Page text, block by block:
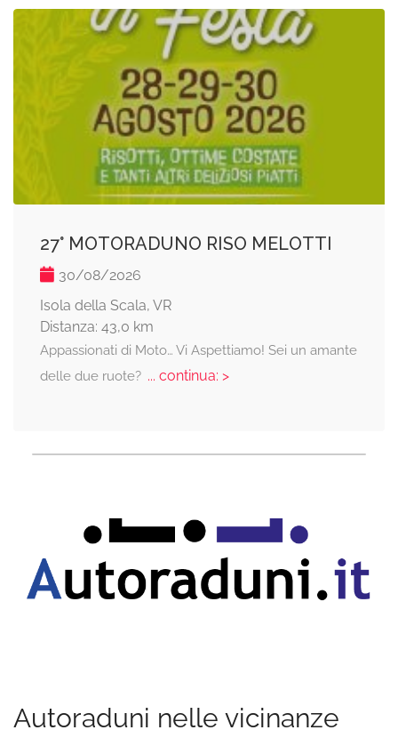
27° MOTORADUNO RISO MELOTTI
30/08/2026
Isola della Scala, VR
Distanza: 43,0 km
Appassionati di Moto… Vi Aspettiamo! Sei un amante
delle due ruote?... continua: >
Autoraduni nelle vicinanze